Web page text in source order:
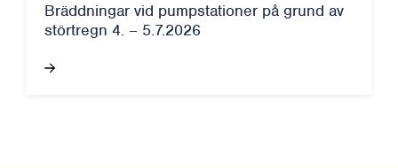
Bräddningar vid pumpstationer på grund av
störtregn 4. – 5.7.2026